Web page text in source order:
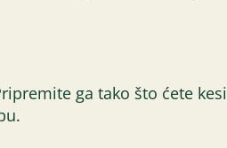
ga tako što ćete